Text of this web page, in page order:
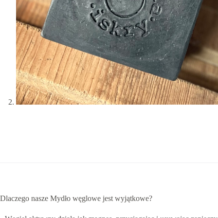
Dlaczego nasze Mydło węglowe jest wyjątkowe?